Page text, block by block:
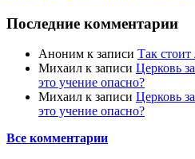
Последние комментарии
Аноним к записи Так
Михаил к записи Церковь
это учение опасно?
Михаил к записи Церковь
это учение опасно?
Все комментарии